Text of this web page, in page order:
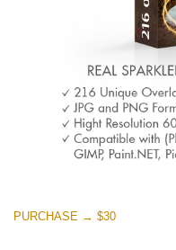
PURCHASE → $30